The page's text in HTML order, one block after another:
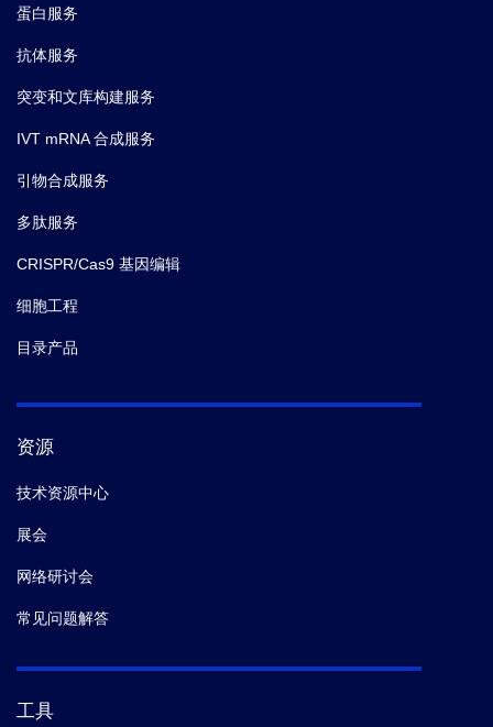
蛋白服务
抗体服务
突变和文库构建服务
IVT mRNA 合成服务
引物合成服务
多肽服务
CRISPR/Cas9 基因编辑
细胞工程
目录产品
资源
技术资源中心
展会
网络研讨会
常见问题解答
工具